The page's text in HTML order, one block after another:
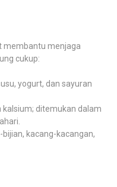
membantu menjaga
cukup:
yogurt, dan sayuran
ditemukan dalam
kacang-kacangan,